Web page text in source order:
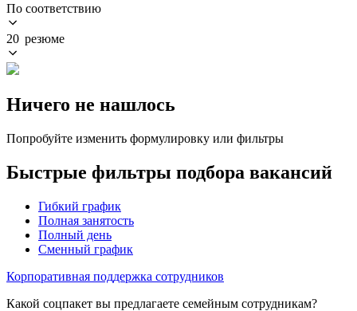
По соответствию
20 резюме
Ничего не нашлось
Попробуйте изменить формулировку или фильтры
Быстрые фильтры подбора вакансий
Гибкий график
Полная занятость
Полный день
Сменный график
Корпоративная поддержка сотрудников
Какой соцпакет вы предлагаете семейным сотрудникам?